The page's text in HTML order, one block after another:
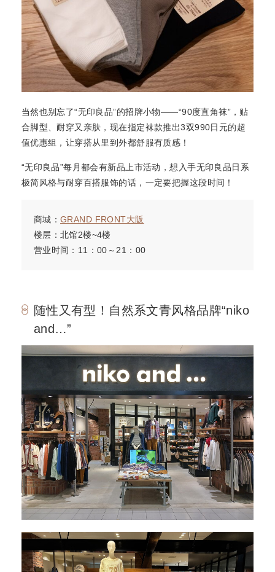
当然也别忘了“无印良品”的招牌小物——“90度直角袜”，贴
合脚型、耐穿又亲肤，现在指定袜款推出3双990日元的超
值优惠组，让穿搭从里到外都舒服有质感！
“无印良品”每月都会有新品上市活动，想入手无印良品日系
极简风格与耐穿百搭服饰的话，一定要把握这段时间！
商城： GRAND FRONT大阪
楼层：北馆2楼~4楼
营业时间：11：00～21：00
随性又有型！自然系文青风格品牌“niko
and…”